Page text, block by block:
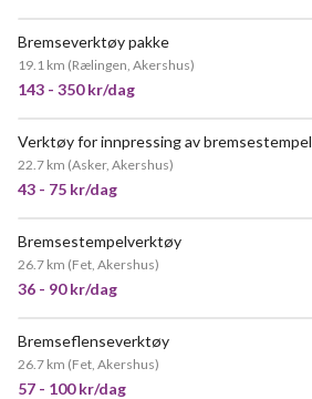
Bremseverktøy pakke
19.1 km (Rælingen, Akershus)
143 - 350 kr/dag
Verktøy for innpressing av bremsestempel
22.7 km (Asker, Akershus)
43 - 75 kr/dag
Bremsestempelverktøy
26.7 km (Fet, Akershus)
36 - 90 kr/dag
Bremseflenseverktøy
26.7 km (Fet, Akershus)
57 - 100 kr/dag